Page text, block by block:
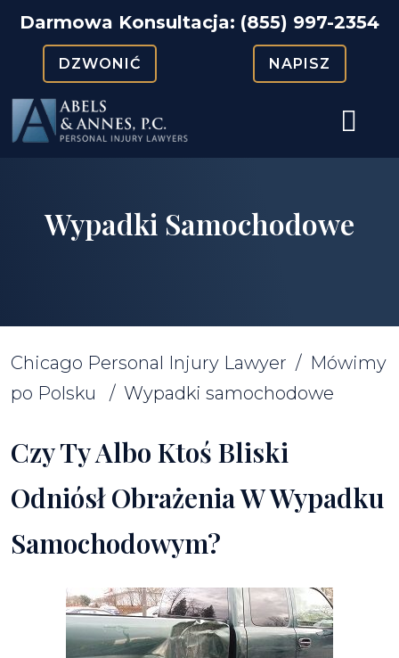
Skip
content
Darmowa Konsultacja: (855) 997-2354
DZWONIĆ NAPISZ
Wypadki Samochodowe
Chicago Personal Injury Lawyer / Mówimy
po Polsku / Wypadki samochodowe
Czy Ty Albo Ktoś Bliski
Odniósł Obrażenia W Wypadku
Samochodowym?